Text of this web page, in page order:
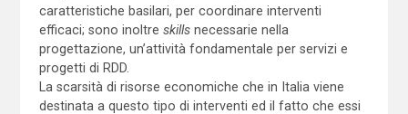
caratteristiche basilari, per coordinare interventi
efficaci; sono inoltre skillsnecessarie nella
progettazione, un’attività fondamentale per servizi e
progetti di RDD.
La scarsità di risorse economiche che in Italia viene
destinata a questo tipo di interventi ed il fatto che essi